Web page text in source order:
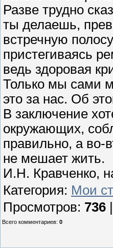
Разве трудно
ты делаешь,
встречную
пристегиваясь
ведь здоровая
Только мы сами
это за нас. Об
В заключение
окружающих,
правильно, а во-
не мешает жить.
И.Н. Кравченко,
Категория: Мои
Просмотров: 736
Всего комментариев: 0